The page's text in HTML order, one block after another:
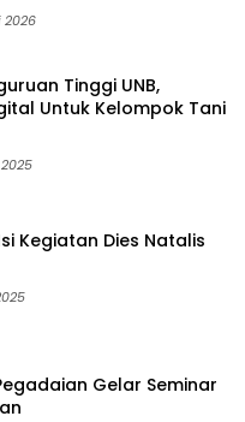
2026
Tinggi UNB,
Untuk Kelompok Tani
Isi Kegiatan Dies Natalis
Gelar Seminar